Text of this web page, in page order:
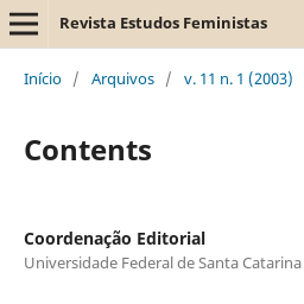
Revista Estudos Feministas
Início / Arquivos / v. 11 n. 1 (2003)
Contents
Coordenação Editorial
Universidade Federal de Santa Catarina